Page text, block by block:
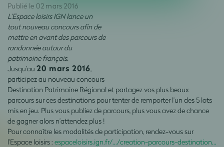
Publié le 02 mars 2016
L’Espace loisirs IGN lance un
tout nouveau concours afin de
mettre en avant des parcours de
randonnée autour du
patrimoine français.
Jusqu’au 20 mars 2016
participez au nouveau concours
Destination Patrimoine Régional et partagez vos plus beaux
parcours sur ces destinations pour tenter de remporter l’un des 5 lots
mis en jeu. Plus vous publiez de parcours, plus vous avez de chance
de gagner alors n’attendez plus !
Pour connaître les modalités de participation, rendez-vous sur
l’Espace loisirs : espaceloisirs.ign.fr/…/creation-parcours-destination…